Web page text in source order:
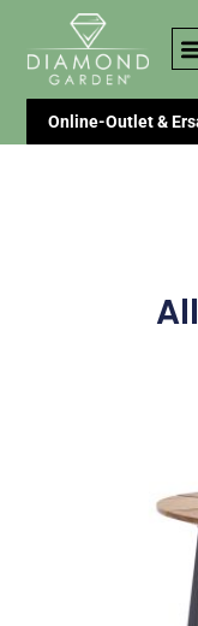
Online-Outlet &